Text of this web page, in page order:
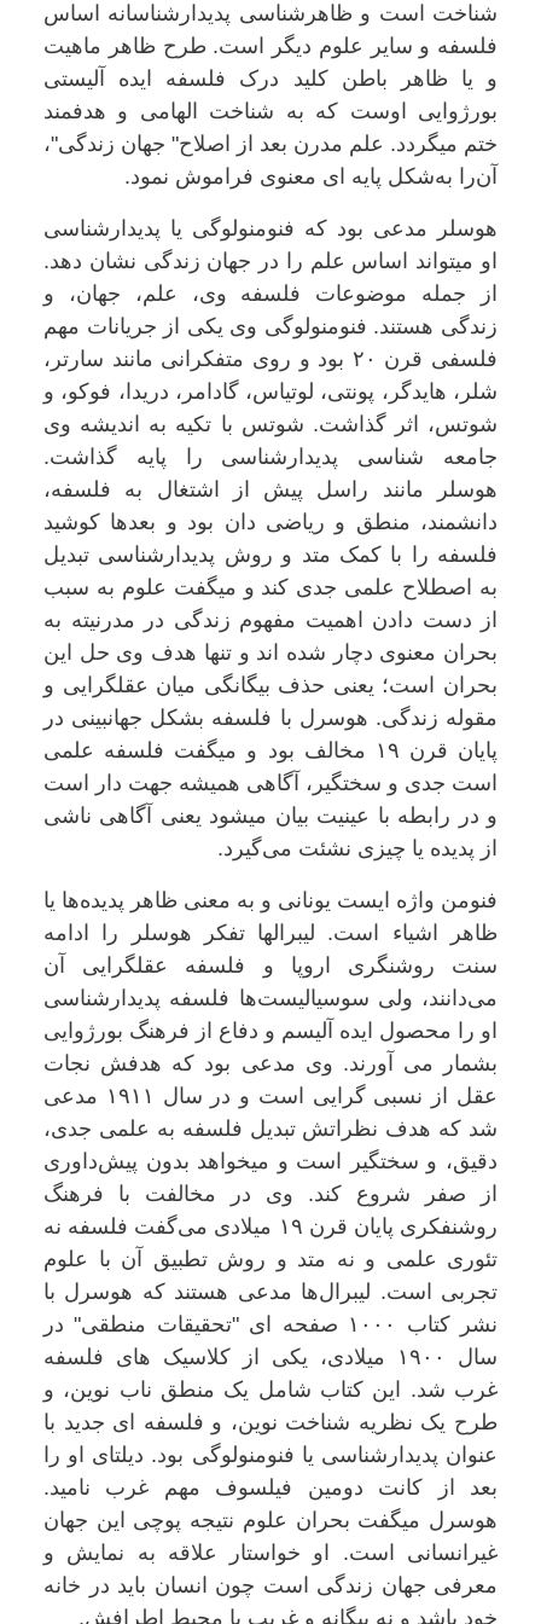
شناخت است و ظاهر‌شناسی پدیدارشناسانه اساس
فلسفه و سایر علوم دیگر است. طرح ظاهر ماهیت
و یا ظاهر باطن کلید درک فلسفه ایده آلیستی
بورژوایی اوست که به شناخت الهامی و هدفمند
ختم میگردد. علم مدرن بعد از اصلاح" جهان زندگی"،
آن‌را به‌شکل پایه ای معنوی فراموش نمود.
هوسلر مدعی بود که فنومنولوگی یا پدیدارشناسی
او میتواند اساس علم را در جهان زندگی نشان دهد.
از جمله موضوعات فلسفه وی، علم، جهان، و
زندگی هستند. فنومنولوگی وی یکی از جریانات مهم
فلسفی قرن ۲۰ بود و روی متفکرانی مانند سارتر،
شلر، هایدگر، پونتی، لوتیاس، گادامر، دریدا، فوکو، و
شوتس، اثر گذاشت. شوتس با تکیه به اندیشه وی
جامعه شناسی پدیدارشناسی را پایه گذاشت.
هوسلر مانند راسل پیش از اشتغال به فلسفه،
دانشمند، منطق و ریاضی دان بود و بعدها کوشید
فلسفه را با کمک متد و روش پدیدارشناسی تبدیل
به اصطلاح علمی جدی کند و میگفت علوم به سبب
از دست دادن اهمیت مفهوم زندگی در مدرنیته به
بحران معنوی دچار شده اند و تنها هدف وی حل این
بحران است؛ یعنی حذف بیگانگی میان عقلگرایی و
مقوله زندگی. هوسرل با فلسفه بشکل جهانبینی در
پایان قرن ۱۹ مخالف بود و میگفت فلسفه علمی
است جدی و سختگیر، آگاهی همیشه جهت دار است
و در رابطه با عینیت بیان میشود یعنی آگاهی ناشی
از پدیده یا چیزی نشئت می‌گیرد.
فنومن واژه ایست یونانی و به معنی ظاهر پدیده‌ها یا
ظاهر اشیاء است. لیبرالها تفکر هوسلر را ادامه
سنت روشنگری اروپا و فلسفه عقلگرایی آن
می‌دانند، ولی سوسیالیست‌ها فلسفه پدیدارشناسی
او را محصول ایده آلیسم و دفاع از فرهنگ بورژوایی
بشمار می آورند. وی مدعی بود که هدفش نجات
عقل از نسبی گرایی است و در سال ۱۹۱۱ مدعی
شد که هدف نظراتش تبدیل فلسفه به علمی جدی،
دقیق، و سختگیر است و میخواهد بدون پیش‌داوری
از صفر شروع کند. وی در مخالفت با فرهنگ
روشنفکری پایان قرن ۱۹ میلادی می‌گفت فلسفه نه
تئوری علمی و نه متد و روش تطبیق آن با علوم
تجربی است. لیبرال‌ها مدعی هستند که هوسرل با
نشر کتاب ۱۰۰۰ صفحه ای "تحقیقات منطقی" در
سال ۱۹۰۰ میلادی، یکی از کلاسیک های فلسفه
غرب شد. این کتاب شامل یک منطق ناب نوین، و
طرح یک نظریه شناخت نوین، و فلسفه ای جدید با
عنوان پدیدارشناسی یا فنومنولوگی بود. دیلتای او را
بعد از کانت دومین فیلسوف مهم غرب نامید.
هوسرل میگفت بحران علوم نتیجه پوچی این جهان
غیرانسانی است. او خواستار علاقه به نمایش و
معرفی جهان زندگی است چون انسان باید در خانه
خود باشد و نه بیگانه و غریب با محیط اطرافش.